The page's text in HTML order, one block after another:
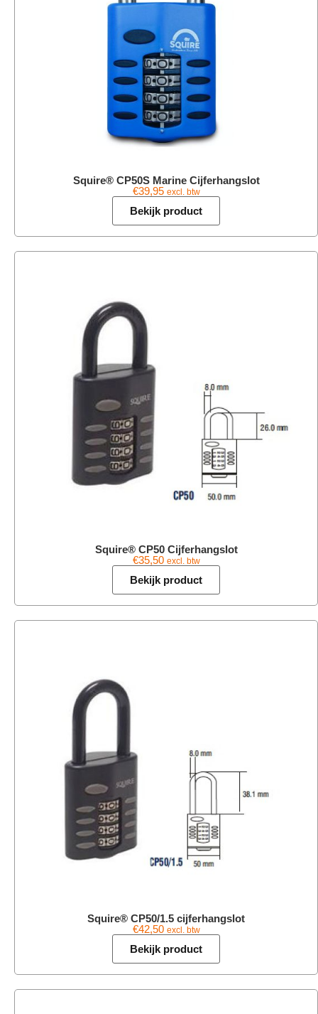
Squire® CP50S Marine Cijferhangslot
€39,95 excl. btw
Bekijk product
Squire® CP50 Cijferhangslot
€35,50 excl. btw
Bekijk product
Squire® CP50/1.5 cijferhangslot
€42,50 excl. btw
Bekijk product